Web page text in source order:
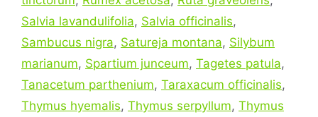
Salvia lavandulifolia, Salvia officinalis,
Sambucus nigra, Satureja montana, Silybum
marianum, Spartium junceum, Tagetes patula,
Tanacetum parthenium, Taraxacum officinalis,
Thymus hyemalis, Thymus serpyllum, Thymus